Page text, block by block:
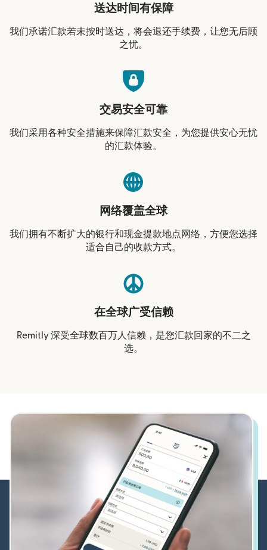
送达时间有保障
我们承诺汇款若未按时送达，将会退还手续费，让您无后顾
之忧。
交易安全可靠
我们采用各种安全措施来保障汇款安全，为您提供安心无忧
的汇款体验。
网络覆盖全球
我们拥有不断扩大的银行和现金提款地点网络，方便您选择
适合自己的收款方式。
在全球广受信赖
Remitly 深受全球数百万人信赖，是您汇款回家的不二之
选。